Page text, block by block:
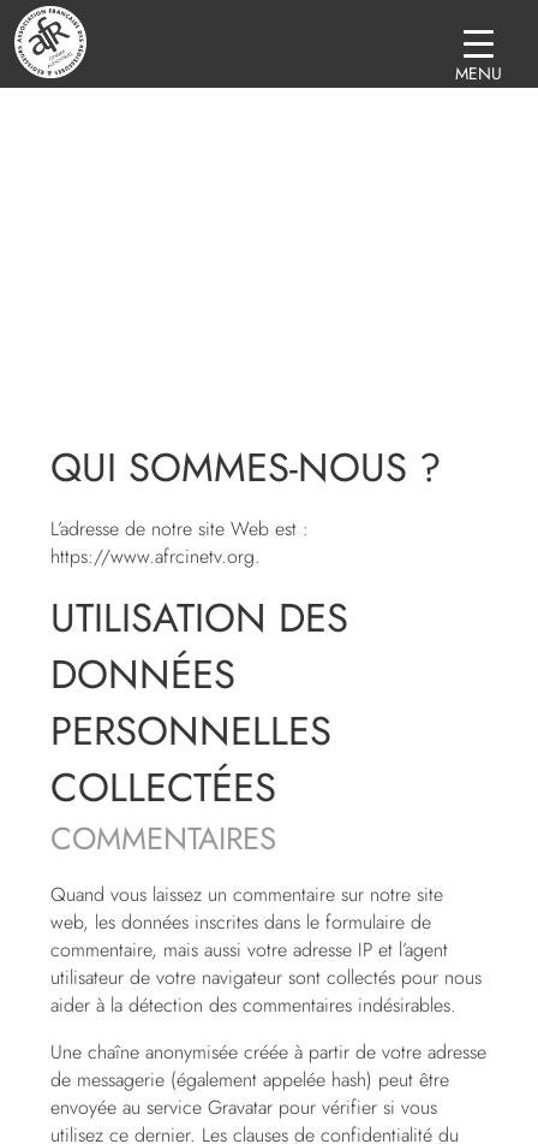
QUI SOMMES-NOUS ?
L’adresse de notre site Web est :
https://www.afrcinetv.org.
UTILISATION DES
DONNÉES
PERSONNELLES
COLLECTÉES
COMMENTAIRES
Quand vous laissez un commentaire sur notre site
web, les données inscrites dans le formulaire de
commentaire, mais aussi votre adresse IP et l’agent
utilisateur de votre navigateur sont collectés pour nous
aider à la détection des commentaires indésirables.
Une chaîne anonymisée créée à partir de votre adresse
de messagerie (également appelée hash) peut être
envoyée au service Gravatar pour vérifier si vous
utilisez ce dernier. Les clauses de confidentialité du
MENU